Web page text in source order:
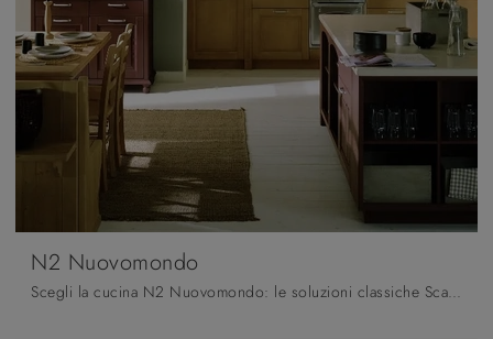
N2 Nuovomondo
Scegli la cucina N2 Nuovomondo: le soluzioni classiche Scandola in legno sono sinonimo di qualità, stile e design.